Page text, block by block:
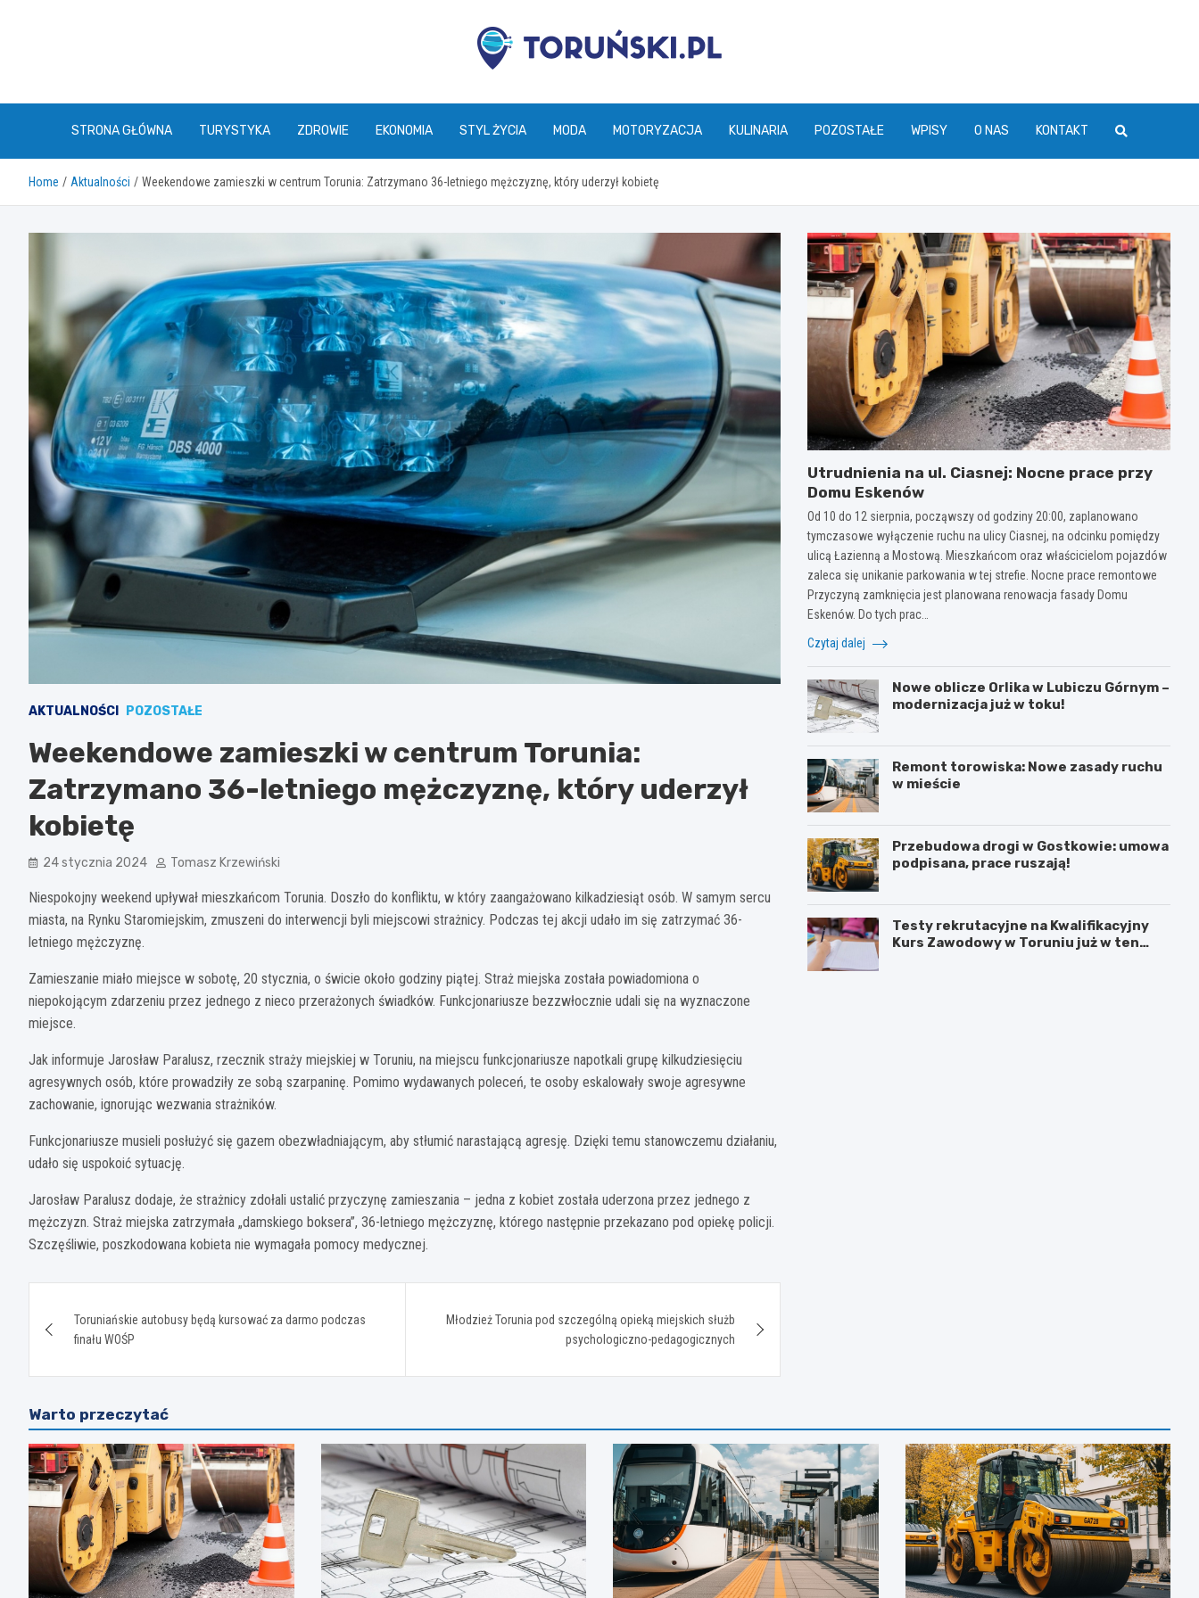
torunski.pl
STRONA GŁÓWNA TURYSTYKA ZDROWIE EKONOMIA STYL ŻYCIA MODA MOTORYZACJA KULINARIA POZOSTAŁE WPISY O NAS KONTAKT
Home Aktualności Weekendowe zamieszki w centrum Torunia: Zatrzymano 36-letniego mężczyznę, który uderzył kobietę
AKTUALNOŚCI POZOSTAŁE
Weekendowe zamieszki w centrum Torunia:
Zatrzymano 36-letniego mężczyznę, który uderzył
kobietę
24 stycznia 2024 Tomasz Krzewiński
Niespokojny weekend upływał mieszkańcom Torunia. Doszło do konfliktu, w który zaangażowano kilkadziesiąt osób. W samym sercu
miasta, na Rynku Staromiejskim, zmuszeni do interwencji byli miejscowi strażnicy. Podczas tej akcji udało im się zatrzymać 36-
letniego mężczyznę.
Zamieszanie miało miejsce w sobotę, 20 stycznia, o świcie około godziny piątej. Straż miejska została powiadomiona o
niepokojącym zdarzeniu przez jednego z nieco przerażonych świadków. Funkcjonariusze bezzwłocznie udali się na wyznaczone
miejsce.
Jak informuje Jarosław Paralusz, rzecznik straży miejskiej w Toruniu, na miejscu funkcjonariusze napotkali grupę kilkudziesięciu
agresywnych osób, które prowadziły ze sobą szarpaninę. Pomimo wydawanych poleceń, te osoby eskalowały swoje agresywne
zachowanie, ignorując wezwania strażników.
Funkcjonariusze musieli posłużyć się gazem obezwładniającym, aby stłumić narastającą agresję. Dzięki temu stanowczemu działaniu,
udało się uspokoić sytuację.
Jarosław Paralusz dodaje, że strażnicy zdołali ustalić przyczynę zamieszania – jedna z kobiet została uderzona przez jednego z
mężczyzn. Straż miejska zatrzymała „damskiego boksera”, 36-letniego mężczyznę, którego następnie przekazano pod opiekę policji.
Szczęśliwie, poszkodowana kobieta nie wymagała pomocy medycznej.
wpisu
Toruniańskie autobusy będą kursować za darmo podczas
finału WOŚP
Młodzież Torunia pod szczególną opieką miejskich służb
psychologiczno-pedagogicznych
Utrudnienia na ul. Ciasnej: Nocne prace przy
Domu Eskenów
Od 10 do 12 sierpnia, począwszy od godziny 20:00, zaplanowano
tymczasowe wyłączenie ruchu na ulicy Ciasnej, na odcinku pomiędzy
ulicą Łazienną a Mostową. Mieszkańcom oraz właścicielom pojazdów
zaleca się unikanie parkowania w tej strefie. Nocne prace remontowe
Przyczyną zamknięcia jest planowana renowacja fasady Domu
Eskenów. Do tych prac…
Czytaj dalej
Nowe oblicze Orlika w Lubiczu Górnym –
modernizacja już w toku!
Remont torowiska: Nowe zasady ruchu
w mieście
Przebudowa drogi w Gostkowie: umowa
podpisana, prace ruszają!
Testy rekrutacyjne na Kwalifikacyjny
Kurs Zawodowy w Toruniu już w ten
Warto przeczytać